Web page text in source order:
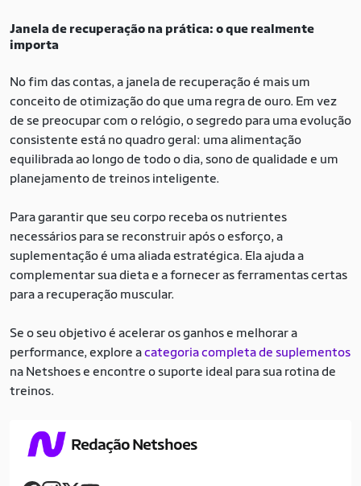
Janela de recuperação na prática: o que realmente
importa
No fim das contas, a janela de recuperação é mais um
conceito de otimização do que uma regra de ouro. Em vez
de se preocupar com o relógio, o segredo para uma evolução
consistente está no quadro geral: uma alimentação
equilibrada ao longo de todo o dia, sono de qualidade e um
planejamento de treinos inteligente.
Para garantir que seu corpo receba os nutrientes
necessários para se reconstruir após o esforço, a
suplementação é uma aliada estratégica. Ela ajuda a
complementar sua dieta e a fornecer as ferramentas certas
para a recuperação muscular.
Se o seu objetivo é acelerar os ganhos e melhorar a
performance, explore acategoria completa de suplementos
na Netshoes e encontre o suporte ideal para sua rotina de
treinos.
Redação Netshoes